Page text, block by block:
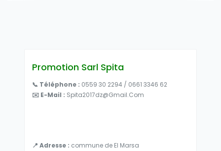
Promotion Sarl Spita
📞 Téléphone : 0559 30 2294 / 0661 3346 62
✉️ E-Mail : Spita2017dz@gmail.com
📍 Adresse : commune de El Marsa